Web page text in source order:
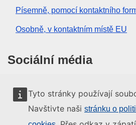
Tyto stránky používají
Navštivte naši stránku o
Písemně, pomocí kontaktního
Osobně, v kontaktním místě EU
Sociální média
Vyhledávání informačních kanálů
médiích